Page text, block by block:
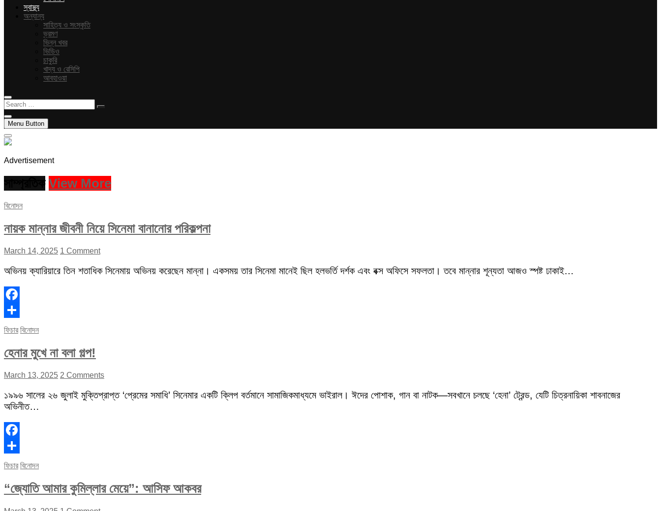
স্বাস্থ্য
অন্যান্য
সাহিত্য ও সংস্কৃতি
ভ্রমণ
ভিন্ন খবর
ভিডিও
চাকুরি
খাদ্য ও রেসিপি
আবহাওয়া
Search
…
Menu Button
Advertisement
View More
বিনোদন
নায়ক মান্নার জীবনী নিয়ে সিনেমা বানানোর পরিকল্পনা
March 14, 2025 1 Comment
অভিনয় ক্যারিয়ারে তিন শতাধিক সিনেমায় অভিনয় করেছেন মান্না। একসময় তার সিনেমা মানেই ছিল হলভর্তি দর্শক এবং বক্স অফিসে সফলতা। তবে মান্নার শূন্যতা আজও স্পষ্ট ঢাকাই…
Facebook
Share
ফিচার বিনোদন
হেনার মুখে না বলা গল্প!
March 13, 2025 2 Comments
১৯৯৬ সালের ২৬ জুলাই মুক্তিপ্রাপ্ত ‘প্রেমের সমাধি’ সিনেমার একটি ক্লিপ বর্তমানে সামাজিকমাধ্যমে ভাইরাল। ঈদের পোশাক, গান বা নাটক—সবখানে চলছে ‘হেনা’ ট্রেন্ড, যেটি চিত্রনায়িকা শাবনাজের
অভিনীত…
Facebook
Share
ফিচার বিনোদন
“জ্যোতি আমার কুমিল্লার মেয়ে”: আসিফ আকবর